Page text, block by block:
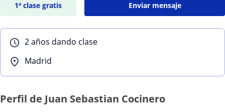
1ª clase gratis Enviar mensaje
2 años dando clase
Madrid
Perfil de Juan Sebastian Cocinero